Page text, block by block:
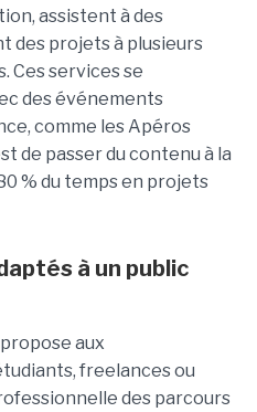
assistent à des
des projets à plusieurs
Ces services se
des événements
comme les Apéros
de passer du contenu à la
% du temps en projets
à un public
propose aux
freelances ou
des parcours